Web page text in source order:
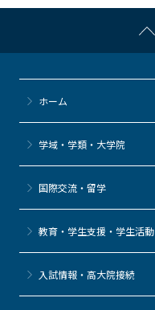
c
e
b
o
o
k
itt
er
c
k
et
e
n
a
ホーム
学域・学類・大学院
国際交流・留学
教育・学生支援・学生活動
⼊試情報・高大院接続